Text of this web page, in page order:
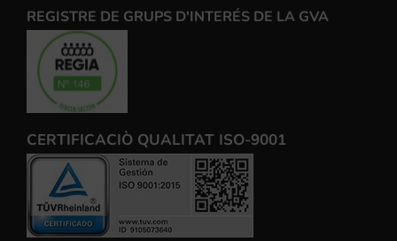
REGISTRE DE GRUPS D'INTERÉS DE LA GVA
CERTIFICACIÒ QUALITAT ISO-9001